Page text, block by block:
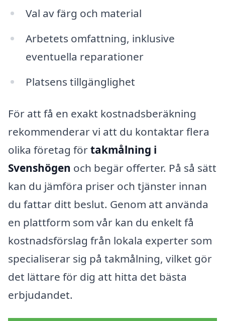
Val av färg och material
Arbetets omfattning, inklusive
eventuella reparationer
Platsens tillgänglighet
För att få en exakt kostnadsberäkning
rekommenderar vi att du kontaktar flera
olika företag förtakmålning i
Svenshögen och begär offerter. På så sätt
kan du jämföra priser och tjänster innan
du fattar ditt beslut. Genom att använda
en plattform som vår kan du enkelt få
kostnadsförslag från lokala experter som
specialiserar sig på takmålning, vilket gör
det lättare för dig att hitta det bästa
erbjudandet.